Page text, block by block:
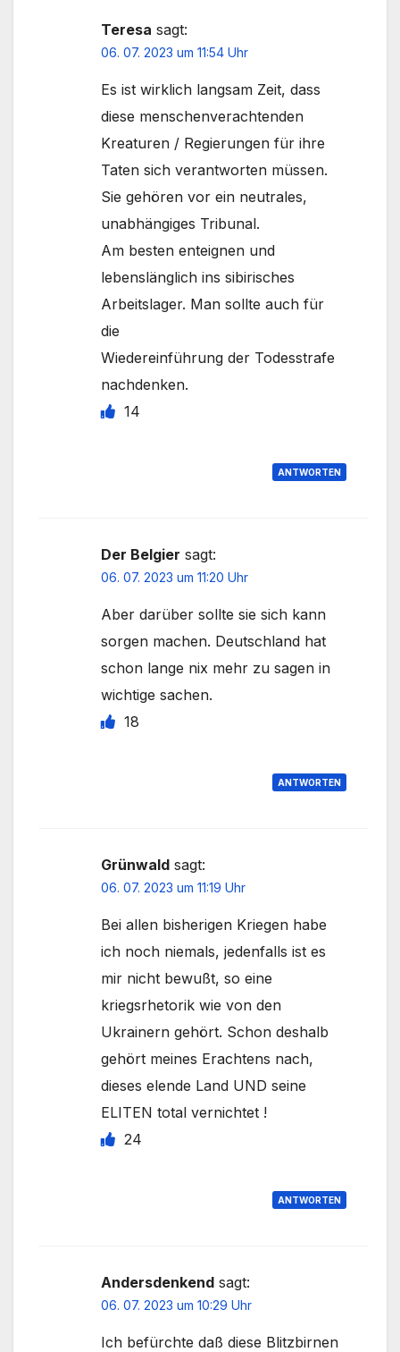
Teresa sagt:
06. 07. 2023 um 11:54 Uhr
Es ist wirklich langsam Zeit, dass
diese menschenverachtenden
Kreaturen / Regierungen für ihre
Taten sich verantworten müssen.
Sie gehören vor ein neutrales,
unabhängiges Tribunal.
Am besten enteignen und
lebenslänglich ins sibirisches
Arbeitslager. Man sollte auch für
die
Wiedereinführung der Todesstrafe
nachdenken.
14
ANTWORTEN
Der Belgier sagt:
06. 07. 2023 um 11:20 Uhr
Aber darüber sollte sie sich kann
sorgen machen. Deutschland hat
schon lange nix mehr zu sagen in
wichtige sachen.
18
ANTWORTEN
Grünwald sagt:
06. 07. 2023 um 11:19 Uhr
Bei allen bisherigen Kriegen habe
ich noch niemals, jedenfalls ist es
mir nicht bewußt, so eine
kriegsrhetorik wie von den
Ukrainern gehört. Schon deshalb
gehört meines Erachtens nach,
dieses elende Land UND seine
ELITEN total vernichtet !
24
ANTWORTEN
Andersdenkend sagt:
06. 07. 2023 um 10:29 Uhr
Ich befürchte daß diese Blitzbirnen